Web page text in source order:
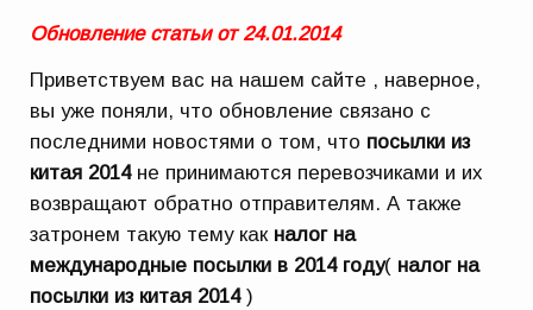
Обновление статьи от 24.01.2014
Приветствуем вас на нашем сайте , наверное,
вы уже поняли, что обновление связано с
последними новостями о том, что посылки из
китая 2014не принимаются перевозчиками и их
возвращают обратно отправителям. А также
затронем такую тему как налог на
международные посылки в 2014 году( налог на
посылки из китая 2014)